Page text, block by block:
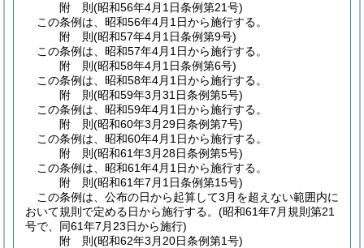
附 則(昭和56年4月1日条例第21号)
この条例は、昭和56年4月1日から施行する。
附 則(昭和57年4月1日条例第9号)
この条例は、昭和57年4月1日から施行する。
附 則(昭和58年4月1日条例第6号)
この条例は、昭和58年4月1日から施行する。
附 則(昭和59年3月31日条例第5号)
この条例は、昭和59年4月1日から施行する。
附 則(昭和60年3月29日条例第7号)
この条例は、昭和60年4月1日から施行する。
附 則(昭和61年3月28日条例第5号)
この条例は、昭和61年4月1日から施行する。
附 則(昭和61年7月1日条例第15号)
この条例は、公布の日から起算して3月を超えない範囲内に
おいて規則で定める日から施行する。 (昭和61年7月規則第21
号で、同61年7月23日から施行)
附 則(昭和62年3月20日条例第1号)